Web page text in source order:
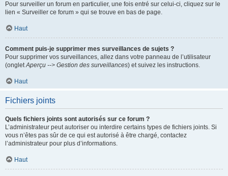
Pour surveiller un forum en particulier, une fois entré sur celui-ci, cliquez sur le
lien « Surveiller ce forum » qui se trouve en bas de page.
Haut
Comment puis-je supprimer mes surveillances de sujets ?
Pour supprimer vos surveillances, allez dans votre panneau de l’utilisateur
(ongletAperçu --> Gestion des surveillances) et suivez les instructions.
Haut
Fichiers joints
Quels fichiers joints sont autorisés sur ce forum ?
L’administrateur peut autoriser ou interdire certains types de fichiers joints. Si
vous n’êtes pas sûr de ce qui est autorisé à être chargé, contactez
l’administrateur pour plus d’informations.
Haut